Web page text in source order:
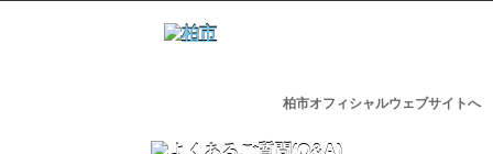
柏市オフィシャルウェブサイトへ